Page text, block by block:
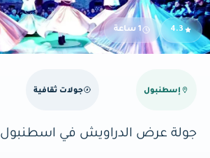
4.3 1 ساعة
إسطنبول جولات ثقافية
جولة عرض الدراويش في اسطنبول